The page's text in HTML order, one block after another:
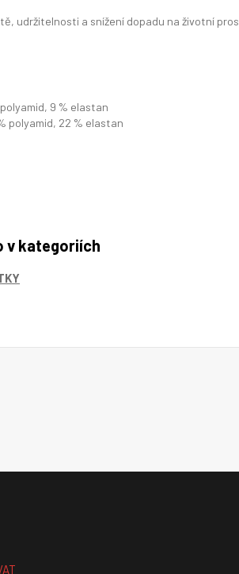
udržitelnosti a snížení dopadu na životní
9 % elastan
polyamid, 22 % elastan
v kategoriích